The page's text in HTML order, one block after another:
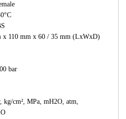
x 110 mm x 60 / 35 mm (LxWxD)
bar
kg/cm², MPa, mH2O, atm,